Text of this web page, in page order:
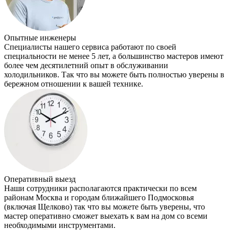
Опытные инженеры
Специалисты нашего сервиса работают по своей
специальности не менее 5 лет, а большинство мастеров имеют
более чем десятилетний опыт в обслуживании
холодильников. Так что вы можете быть полностью уверены в
бережном отношении к вашей технике.
Оперативный выезд
Наши сотрудники располагаются практически по всем
районам Москва и городам ближайшего Подмосковья
(включая Щелково) так что вы можете быть уверены, что
мастер оперативно сможет выехать к вам на дом со всеми
необходимыми инструментами.